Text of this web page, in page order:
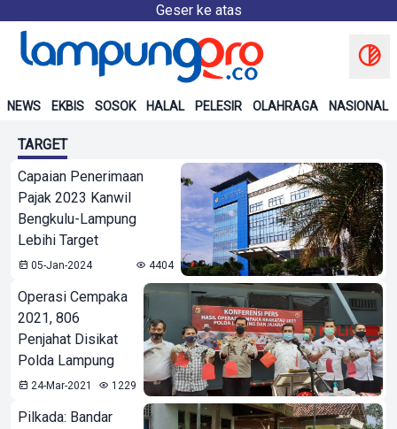
Geser ke atas
NEWS EKBIS SOSOK HALAL PELESIR OLAHRAGA NASIONAL
TARGET
Capaian Penerimaan
Pajak 2023 Kanwil
Bengkulu-Lampung
Lebihi Target
05-Jan-2024 4404
Operasi Cempaka
2021, 806
Penjahat Disikat
Polda Lampung
24-Mar-2021 1229
Pilkada: Bandar